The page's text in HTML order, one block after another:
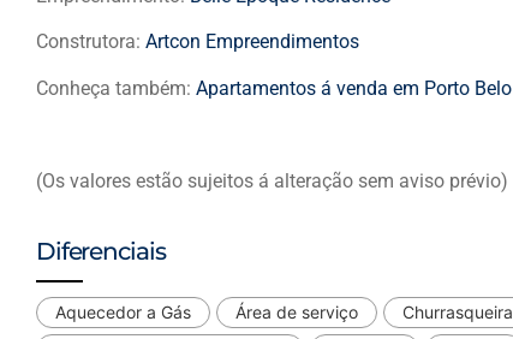
Construtora: Artcon Empreendimentos
Conheça também: Apartamentos á venda em Porto Belo
(Os valores estão sujeitos á alteração sem aviso prévio)
Diferenciais
Aquecedor a Gás Área de serviço Churrasqueira